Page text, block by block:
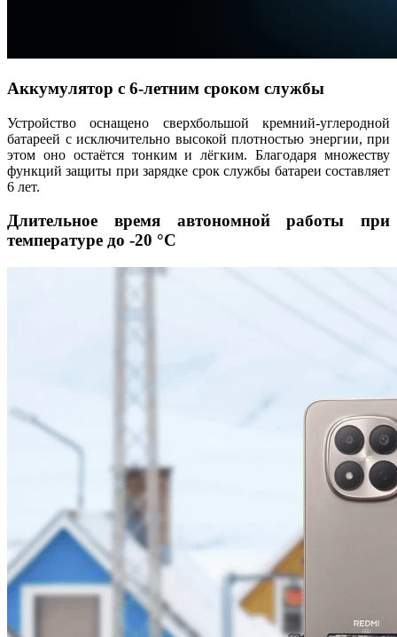
Аккумулятор с 6-летним сроком службы
Устройство оснащено сверхбольшой кремний-углеродной
батареей с исключительно высокой плотностью энергии, при
этом оно остаётся тонким и лёгким. Благодаря множеству
функций защиты при зарядке срок службы батареи составляет
6 лет.
Длительное время автономной работы при
температуре до -20 °C